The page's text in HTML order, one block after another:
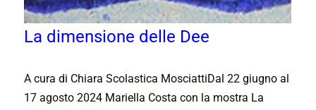
La dimensione delle Dee
A cura di Chiara Scolastica MosciattiDal 22 giugno al
17 agosto 2024 Mariella Costa con la mostra La